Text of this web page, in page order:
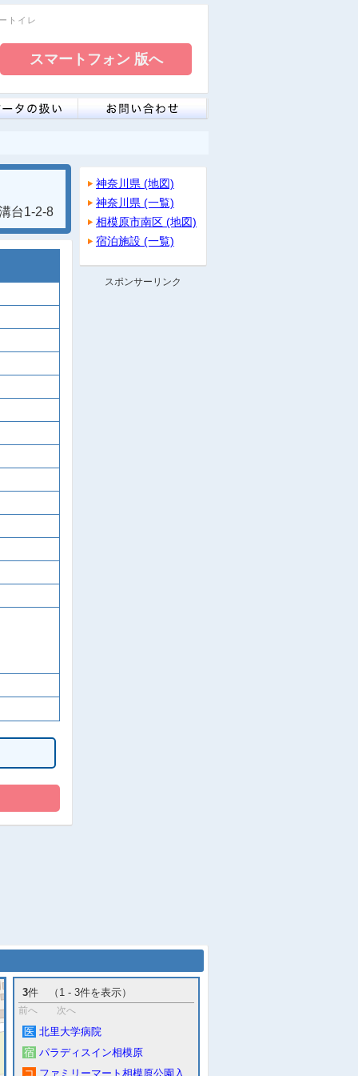
トイレ
台1-2-8
神奈川県 (地図)
神奈川県 (一覧)
相模原市南区 (地図)
宿泊施設 (一覧)
スポンサーリンク
3件 （1 - 3件を表示）
前へ 次へ
医 北里大学病院
宿 パラディスイン相模原
コ ファミリーマート相模原公園入